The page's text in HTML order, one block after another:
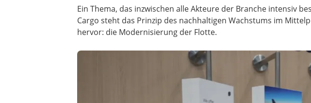
Ein Thema, das inzwischen alle Akteure der Branche intensiv
Cargo steht das Prinzip des nachhaltigen Wachstums im
hervor: die Modernisierung der Flotte.